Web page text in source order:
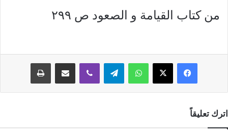
من کتاب القيامة و الصعود ص ۲۹۹
فيسبوك‫X واتسابتيلقرامڤايبر مشاركة عبر البريد طباعة
اترك تعليقاً